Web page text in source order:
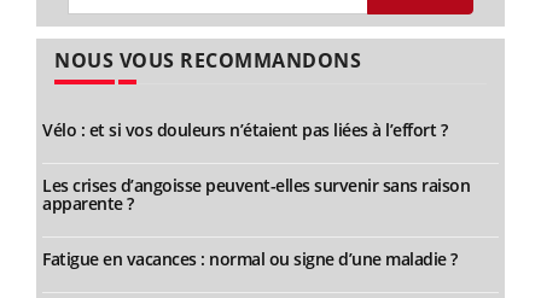
NOUS VOUS RECOMMANDONS
Vélo : et si vos douleurs n’étaient pas liées à l’effort ?
Les crises d’angoisse peuvent-elles survenir sans raison
apparente ?
Fatigue en vacances : normal ou signe d’une maladie ?